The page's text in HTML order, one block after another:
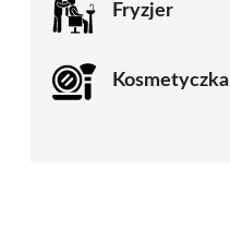
Fryzjer
Kosmetyczka